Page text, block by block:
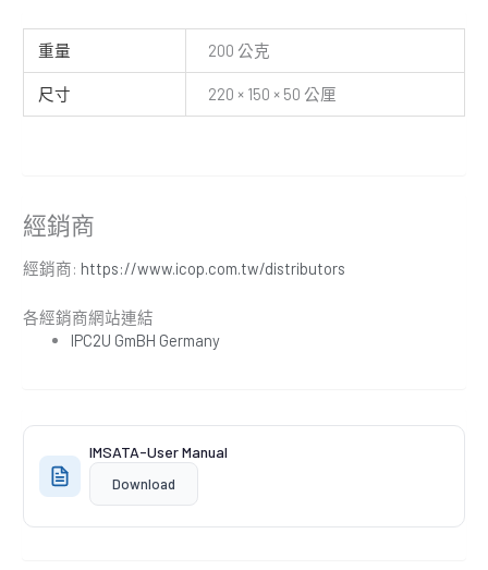
重量 200 公克
尺寸 220 × 150 × 50 公厘
經銷商
經銷商: https://www.icop.com.tw/distributors
各經銷商網站連結
IPC2U GmBH Germany
IMSATA-User Manual
Download